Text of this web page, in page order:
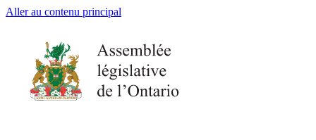
Aller au contenu principal